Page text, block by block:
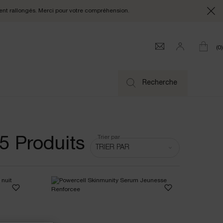
rallongés. Merci pour votre compréhension.
0
0 produit
Recherche
Produits TRIER PAR
Trier par